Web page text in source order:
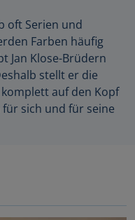
oft Serien und
Farben häufig
Jan Klose-Brüdern
stellt er die
auf den Kopf
sich und für seine